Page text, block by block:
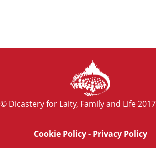
© Dicastery for Laity, Family and Life
Cookie Policy- Privacy Policy